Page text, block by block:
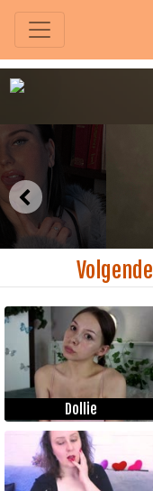
Volgende
Dollie